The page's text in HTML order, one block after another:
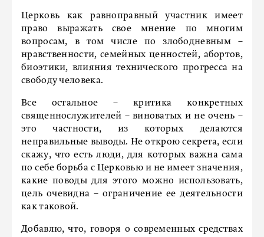
Церковь как равноправный участник имеет
право выражать свое мнение по многим
вопросам, в том числе по злободневным –
нравственности, семейных ценностей, абортов,
биоэтики, влияния технического прогресса на
свободу человека.
Все остальное – критика конкретных
священнослужителей – виноватых и не очень –
это частности, из которых делаются
неправильные выводы. Не открою секрета, если
скажу, что есть люди, для которых важна сама
по себе борьба с Церковью и не имеет значения,
какие поводы для этого можно использовать,
цель очевидна – ограничение ее деятельности
как таковой.
Добавлю, что, говоря о современных средствах